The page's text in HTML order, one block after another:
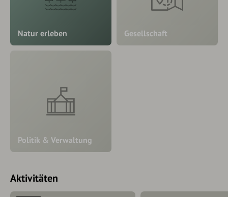
Natur erleben Gesellschaft
Politik & Verwaltung
Aktivitäten